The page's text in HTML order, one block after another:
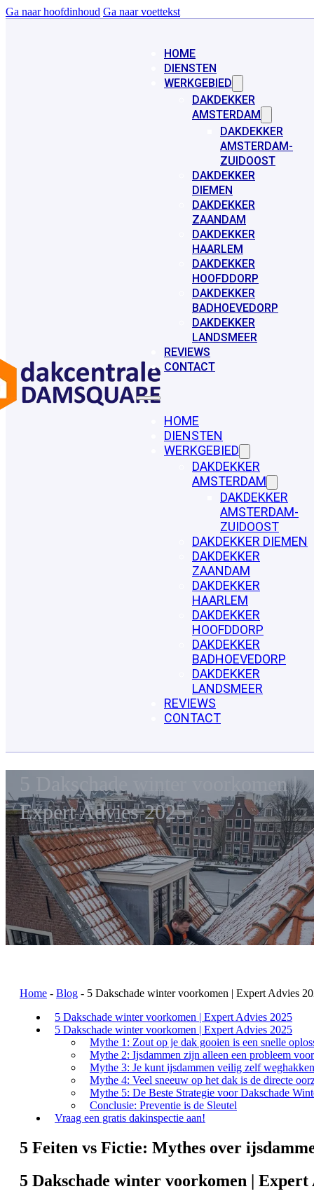
Ga naar hoofdinhoud Ga naar voettekst
HOME
DIENSTEN
WERKGEBIED
DAKDEKKER
AMSTERDAM
DAKDEKKER
AMSTERDAM-
ZUIDOOST
DAKDEKKER
DIEMEN
DAKDEKKER
ZAANDAM
DAKDEKKER
HAARLEM
DAKDEKKER
HOOFDDORP
DAKDEKKER
BADHOEVEDORP
DAKDEKKER
LANDSMEER
REVIEWS
CONTACT
HOME
DIENSTEN
WERKGEBIED
DAKDEKKER
AMSTERDAM
DAKDEKKER
AMSTERDAM-
ZUIDOOST
DAKDEKKER DIEMEN
DAKDEKKER
ZAANDAM
DAKDEKKER
HAARLEM
DAKDEKKER
HOOFDDORP
DAKDEKKER
BADHOEVEDORP
DAKDEKKER
LANDSMEER
REVIEWS
CONTACT
5 Dakschade winter voorkomen |
Expert Advies 2025
Home - Blog - 5 Dakschade winter voorkomen | Expert Advies
5 Dakschade winter voorkomen | Expert Advies 2025
5 Dakschade winter voorkomen | Expert Advies 2025
Mythe 1: Zout op je dak gooien is een snelle
Mythe 2: Ijsdammen zijn alleen een probleem
Mythe 3: Je kunt ijsdammen veilig zelf weghakken
Mythe 4: Veel sneeuw op het dak is de directe
Mythe 5: De Beste Strategie voor Dakschade
Conclusie: Preventie is de Sleutel
Vraag een gratis dakinspectie aan!
5 Feiten vs Fictie: Mythes over
5 Dakschade winter voorkomen | Expert